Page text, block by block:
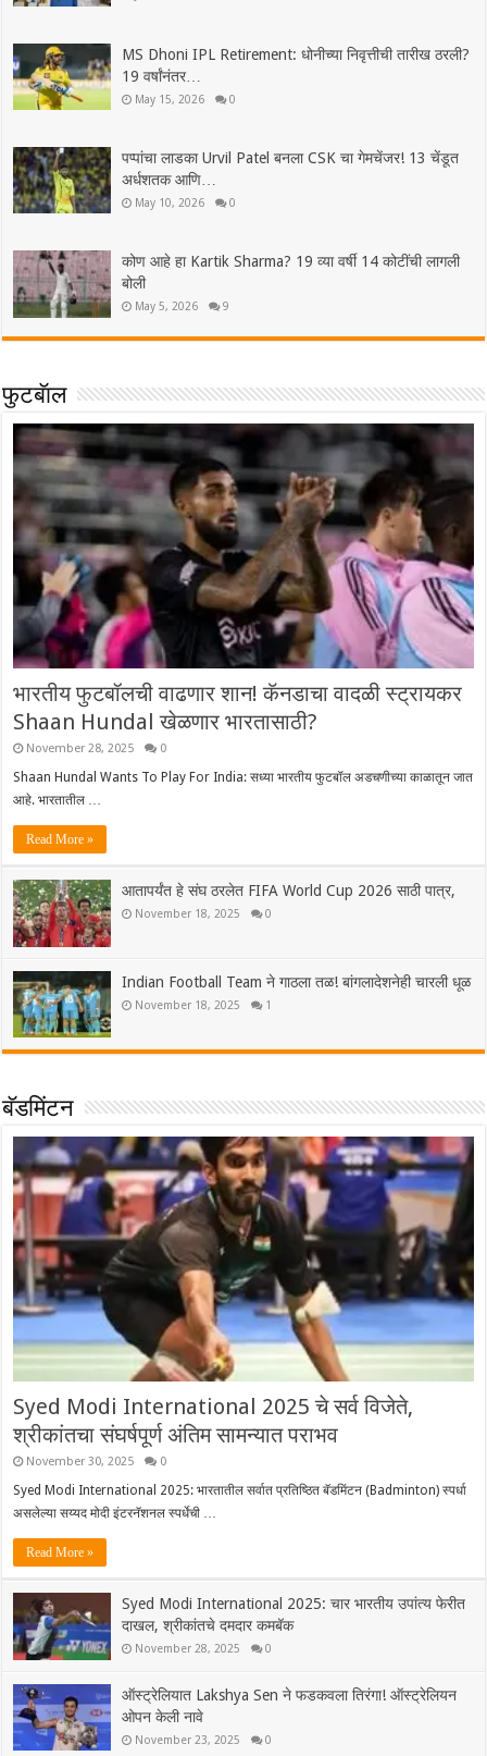
MS Dhoni IPL Retirement: धोनीच्या निवृत्तीची तारीख ठरली?
19 वर्षांनंतर…
May 15, 2026 0
पप्पांचा लाडका Urvil Patel बनला CSK चा गेमचेंजर! 13 चेंडूत
अर्धशतक आणि…
May 10, 2026 0
कोण आहे हा Kartik Sharma? 19 व्या वर्षी 14 कोटींची लागली
बोली
May 5, 2026 9
फुटबॅाल
भारतीय फुटबॉलची वाढणार शान! कॅनडाचा वादळी स्ट्रायकर
Shaan Hundal खेळणार भारतासाठी?
November 28, 2025 0
Shaan Hundal Wants To Play For India: सध्या भारतीय फुटबॉल अडचणीच्या काळातून जात
आहे. भारतातील …
Read More »
आतापर्यंत हे संघ ठरलेत FIFA World Cup 2026 साठी पात्र,
November 18, 2025 0
Indian Football Team ने गाठला तळ! बांगलादेशनेही चारली धूळ
November 18, 2025 1
बॅडमिंटन
Syed Modi International 2025 चे सर्व विजेते,
श्रीकांतचा संघर्षपूर्ण अंतिम सामन्यात पराभव
November 30, 2025 0
Syed Modi International 2025: भारतातील सर्वात प्रतिष्ठित बॅडमिंटन (Badminton) स्पर्धा
असलेल्या सय्यद मोदी इंटरनॅशनल स्पर्धेची …
Read More »
Syed Modi International 2025: चार भारतीय उपांत्य फेरीत
दाखल, श्रीकांतचे दमदार कमबॅक
November 28, 2025 0
ऑस्ट्रेलियात Lakshya Sen ने फडकवला तिरंगा! ऑस्ट्रेलियन
ओपन केली नावे
November 23, 2025 0